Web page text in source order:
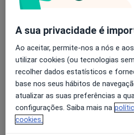
Experiência
Experiência no tratamento da Depressão,
nas suas varias tipologias,
Aditivos, Suicidologia,
Formação em Terapia Cognitivo-
Principais doenças tratadas
Transtorno Bipolar
Transtorno De Pânico
Transtornos Fóbicos
A sua privacidade é
Ao aceitar, permite-nos a nós e
utilizar cookies (ou tecnologias
recolher dados estatísticos e
base nos seus hábitos de
atualizar as suas preferências a
configurações. Saiba mais na
cookies.